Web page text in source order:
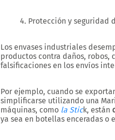
Protección y seguridad
Los envases industriales
productos contra daños, robos,
falsificaciones en los envíos
Por ejemplo, cuando se
simplificarse utilizando una
máquinas, como la Stick, están
ya sea en botellas enceradas o